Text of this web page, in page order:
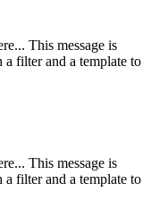
This message is
filter and a template to
This message is
filter and a template to